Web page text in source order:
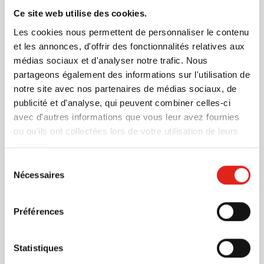
Ce site web utilise des cookies.
Les cookies nous permettent de personnaliser le contenu
et les annonces, d'offrir des fonctionnalités relatives aux
médias sociaux et d'analyser notre trafic. Nous
partageons également des informations sur l'utilisation de
notre site avec nos partenaires de médias sociaux, de
publicité et d'analyse, qui peuvent combiner celles-ci
avec d'autres informations que vous leur avez fournies
ou qu'ils ont collectées lors de votre utilisation de leurs
services.
Nécessaires
Préférences
Statistiques
Plus d'information
Numéro d'article
51467
Poids
122 gramme(s)
Marque
Sol's
Matière
Coton
Dimensions
37 cm (l)
Trousse de toilette Naima